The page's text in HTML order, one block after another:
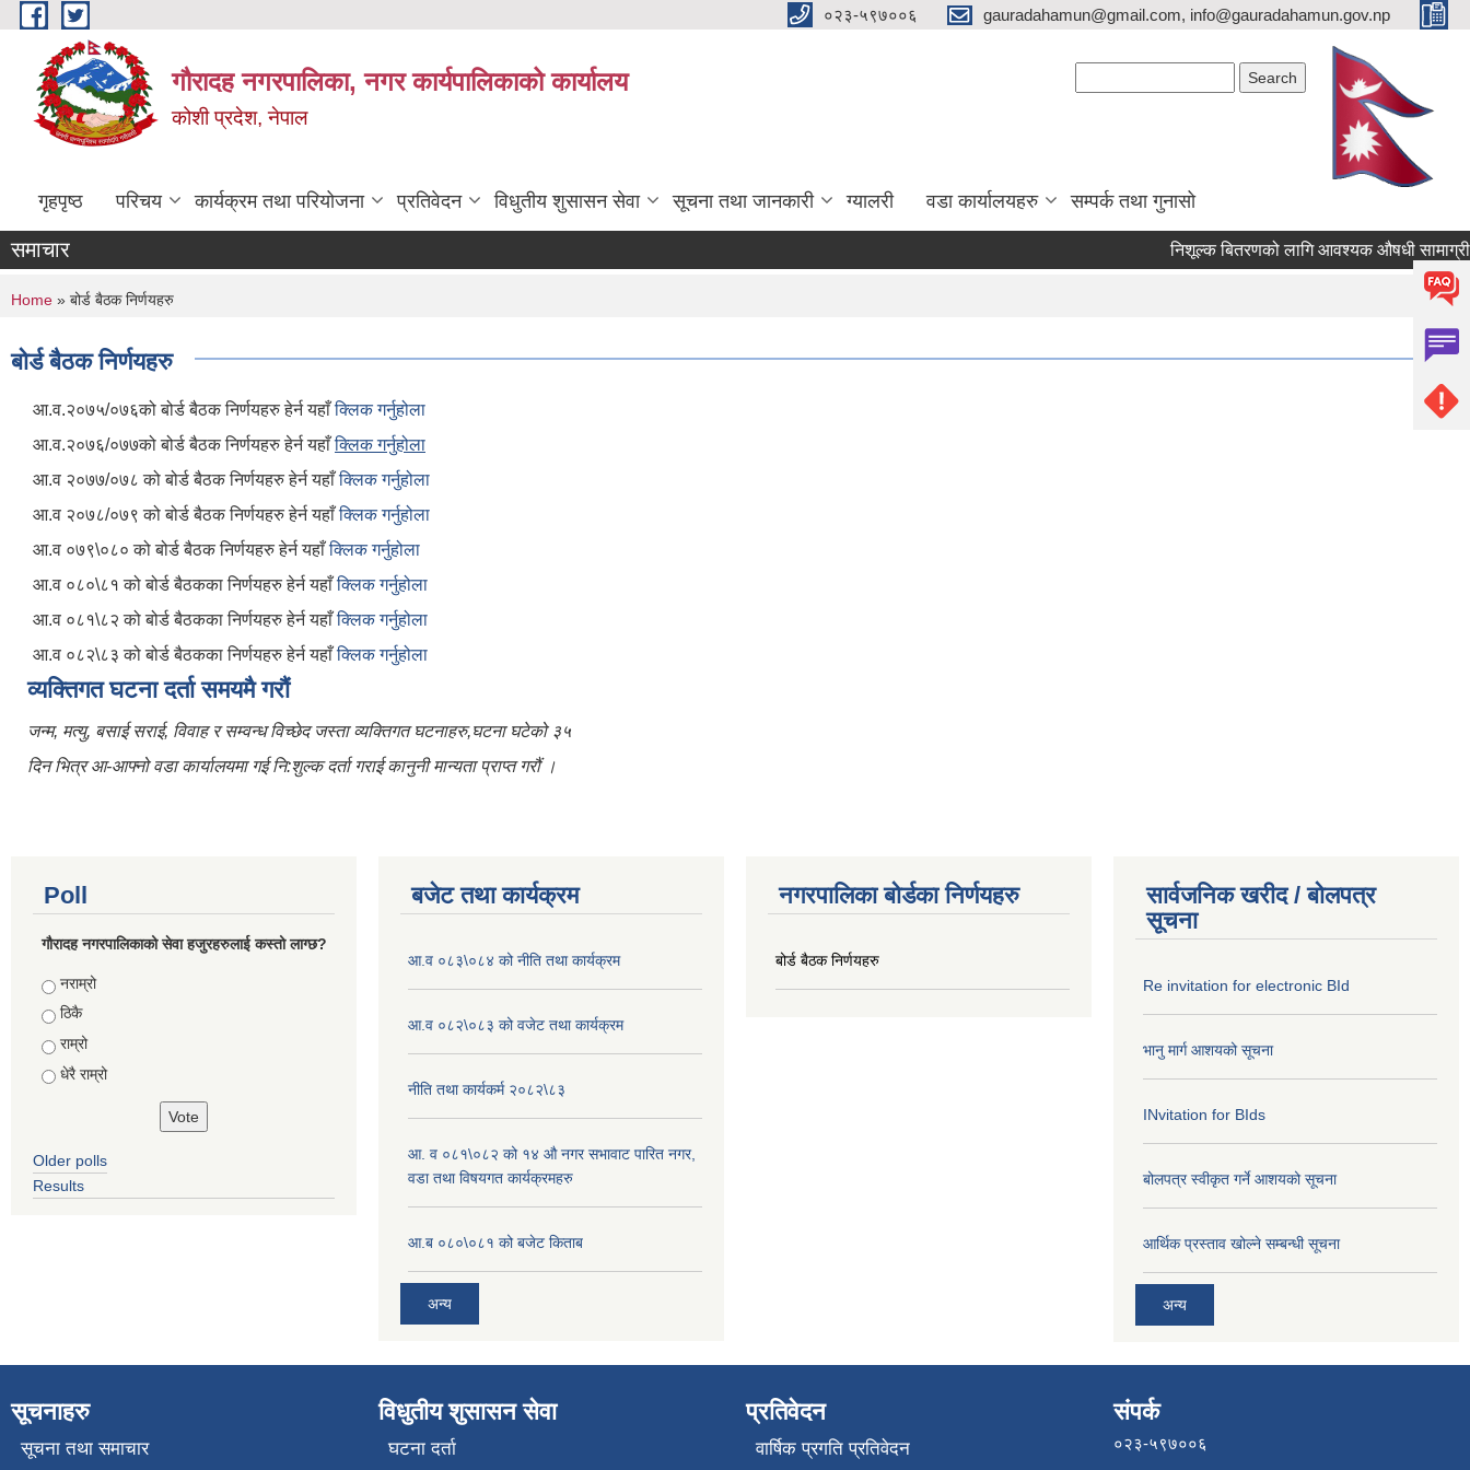
Skip to main content ०२३-५९७००६ gauradahamun@gmail.com, info@gauradahamun.gov.np
गौरादह नगरपालिका, नगर कार्यपालिकाको कार्यालय
कोशी प्रदेश, नेपाल
गृहपृष्ठ परिचय कार्यक्रम तथा परियोजना प्रतिवेदन विधुतीय शुसासन सेवा सूचना तथा जानकारी ग्यालरी वडा कार्यालयहरु सम्पर्क तथा गुनासो
समाचार निशूल्क बितरणको लागि आवश्यक ‍औषधी
You are here
Home » बोर्ड बैठक निर्णयहरु
बोर्ड बैठक निर्णयहरु
आ.व.२०७५/०७६को बोर्ड बैठक निर्णयहरु हेर्न यहाँक्लिक गर्नुहोला
आ.व.२०७६/०७७को बोर्ड बैठक निर्णयहरु हेर्न यहाँक्लिक गर्नुहोला
आ.व २०७७/०७८ को बोर्ड बैठक निर्णयहरु हेर्न यहाँक्लिक गर्नुहोला
आ.व २०७८/०७९ को बोर्ड बैठक निर्णयहरु हेर्न यहाँक्लिक गर्नुहोला
आ.व ०७९\०८० को बोर्ड बैठक निर्णयहरु हेर्न यहाँक्लिक गर्नुहोला
आ.व ०८०\८१ को बोर्ड बैठकका निर्णयहरु हेर्न यहाँक्लिक गर्नुहोला
आ.व ०८१\८२ को बोर्ड बैठकका निर्णयहरु हेर्न यहाँक्लिक गर्नुहोला
आ.व ०८२\८३ को बोर्ड बैठकका निर्णयहरु हेर्न यहाँक्लिक गर्नुहोला
व्यक्तिगत घटना दर्ता समयमै गरौं
जन्म, मत्यु, बसाई सराई, विवाह र सम्वन्ध विच्छेद जस्ता व्यक्तिगत घटनाहरु,घटना घटेको ३५
दिन भित्र आ-आफ्नो वडा कार्यालयमा गई नि:शुल्क दर्ता गराई कानुनी मान्यता प्राप्त गरौं ।
Poll
गौरादह नगरपालिकाको सेवा हजुरहरुलाई कस्तो लाग्छ?
Choices
नराम्रो
ठिकै
राम्रो
धेरै राम्रो
Older polls
Results
बजेट तथा कार्यक्रम
आ.व ०८३\०८४ को नीति तथा कार्यक्रम
आ.व ०८२\०८३ को वजेट तथा कार्यक्रम
नीति तथा कार्यकर्म २०८२\८३
आ. व ०८१\०८२ को १४ औ नगर सभावाट पारित नगर,
वडा तथा विषयगत कार्यक्रमहरु
आ.ब ०८०\०८१ को बजेट किताब
अन्य
नगरपालिका बोर्डका निर्णयहरु
बोर्ड बैठक निर्णयहरु
सार्वजनिक खरीद / बोलपत्र
सूचना
Re invitation for electronic BId
भानु मार्ग आशयको सूचना
INvitation for BIds
बोलपत्र स्वीकृत गर्ने आशयको सूचना
आर्थिक प्रस्ताव खोल्ने सम्बन्धी सूचना
अन्य
सूचनाहरु
सूचना तथा समाचार
विधुतीय शुसासन सेवा
घटना दर्ता
प्रतिवेदन
वार्षिक प्रगति प्रतिवेदन
संपर्क
०२३-५९७००६